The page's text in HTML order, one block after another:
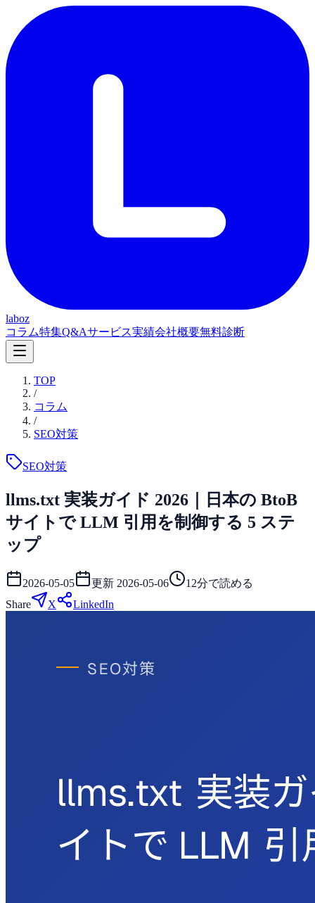
laboz
コラム特集Q&Aサービス実績会社概要無料診断
TOP
/
コラム
/
SEO対策
SEO対策
llms.txt 実装ガイド 2026｜日本の BtoB
サイトで LLM 引用を制御する 5 ステ
ップ
2026-05-05 更新 2026-05-06 12分で読める
Share
X LinkedIn